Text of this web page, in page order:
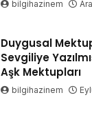
bilgihazinem
Duygusal
Sevgiliye
Aşk Mektupları
bilgihazinem